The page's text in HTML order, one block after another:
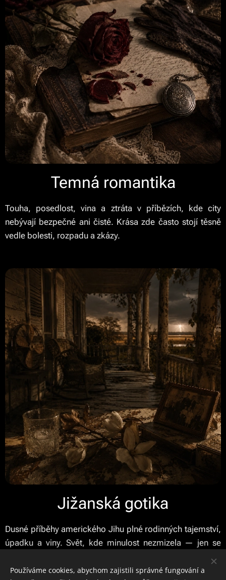
Temná romantika
Touha, posedlost, vina a ztráta v příbězích, kde city
nebývají bezpečné ani čisté. Krása zde často stojí těsně
vedle bolesti, rozpadu a zkázy.
Jižanská gotika
Dusné příběhy amerického Jihu plné rodinných tajemství,
úpadku a viny. Svět, kde minulost nezmizela — jen se
Používáme cookies, abychom zajistili správné fungování a